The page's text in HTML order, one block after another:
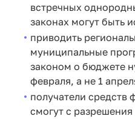
встречных
законах могут быть
приводить
муниципальные
законом о бюджете
февраля, а не 1
получатели средств
смогут с